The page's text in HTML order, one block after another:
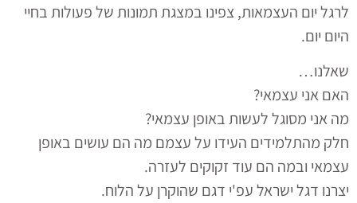
לרגל יום העצמאות, צפינו במצגת תמונות של פעולות בחיי
היום יום.
שאלנו…
האם אני עצמאי?
מה אני מסוגל לעשות באופן עצמאי?
חלק מהתלמידים העידו על עצמם מה הם עושים באופן
עצמאי ובמה הם עוד זקוקים לעזרה.
יצרנו דגל ישראל עפ'י דגם שהוקרן על הלוח.